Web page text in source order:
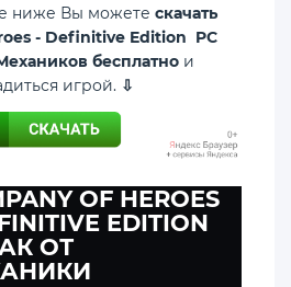
ниже Вы можете скачать
- Definitive Edition PC
бесплатно и
игрой. ⇩
OF HEROES
EDITION
ОТ